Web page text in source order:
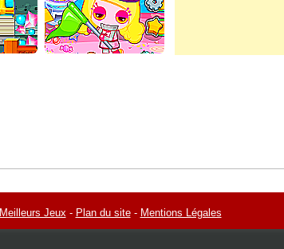
Meilleurs Jeux- Plan du site- Mentions Légales